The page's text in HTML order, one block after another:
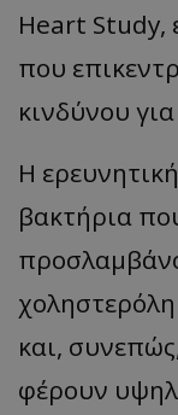
Heart Study,
που
κινδύνου
Η
βακτήρια
και,
φέρουν